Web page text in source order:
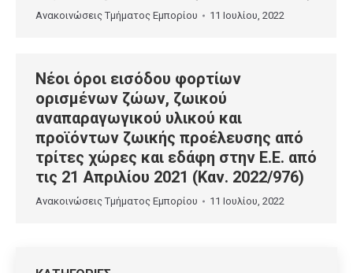
Ανακοινώσεις Τμήματος Εμπορίου 11 Ιουλίου, 2022
Νέοι όροι εισόδου φορτίων
ορισμένων ζώων, ζωικού
αναπαραγωγικού υλικού και
προϊόντων ζωικής προέλευσης από
τρίτες χώρες και εδάφη στην Ε.Ε. από
τις 21 Απριλίου 2021 (Καν. 2022/976)
Ανακοινώσεις Τμήματος Εμπορίου 11 Ιουλίου, 2022